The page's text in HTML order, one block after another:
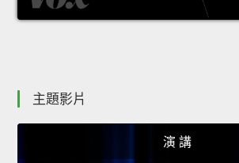
主題影片
演 講